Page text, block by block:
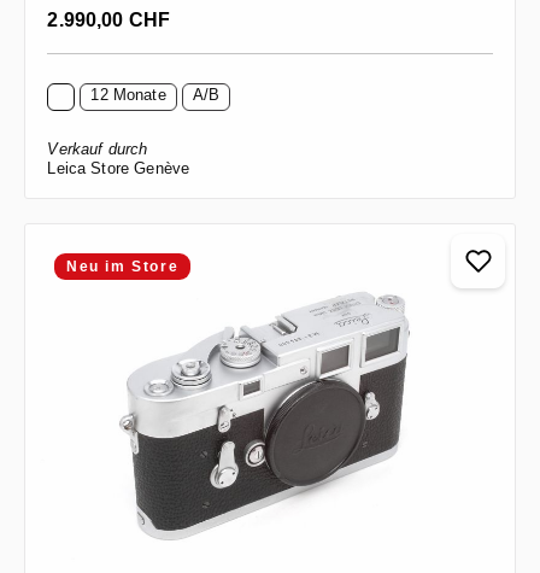
Regulärer Preis:
2.990,00 CHF
12 Monate A/B
Verkauf durch
Leica Store Genève
Neu im Store